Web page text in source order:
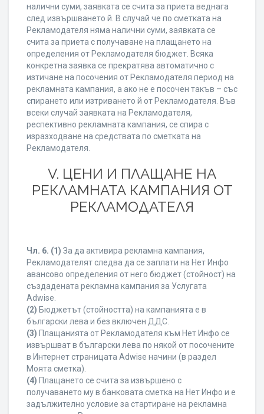
налични суми, заявката се счита за приета веднага
след извършването й. В случай че по сметката на
Рекламодателя няма налични суми, заявката се
счита за приета с получаване на плащането на
определения от Рекламодателя бюджет. Всяка
конкретна заявка се прекратява автоматично с
изтичане на посочения от Рекламодателя период на
рекламната кампания, а ако не е посочен такъв – със
спирането или изтриването й от Рекламодателя. Във
всеки случай заявката на Рекламодателя,
респективно рекламната кампания, се спира с
изразходване на средствата по сметката на
Рекламодателя.
V. ЦЕНИ И ПЛАЩАНЕ НА
РЕКЛАМНАТА КАМПАНИЯ ОТ
РЕКЛАМОДАТЕЛЯ
Чл. 6. (1) За да активира рекламна кампания,
Рекламодателят следва да се заплати на Нет Инфо
авансово определения от него бюджет (стойност) на
създадената рекламна кампания за Услугата
Adwise.
(2) Бюджетът (стойността) на кампанията е в
български лева и без включен ДДС.
(3) Плащанията от Рекламодателя към Нет Инфо се
извършват в български лева по някой от посочените
в Интернет страницата Adwise начини (в раздел
Моята сметка).
(4) Плащането се счита за извършено с
получаването му в банковата сметка на Нет Инфо и е
задължително условие за стартиране на рекламна